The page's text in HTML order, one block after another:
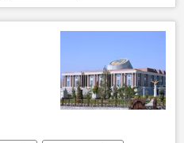
Дар Русия